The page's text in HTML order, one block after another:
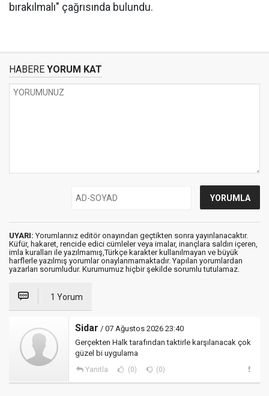
bırakılmalı" çağrısında bulundu.
HABERE YORUM KAT
UYARI: Yorumlarınız editör onayından geçtikten sonra yayınlanacaktır.
Küfür, hakaret, rencide edici cümleler veya imalar, inançlara saldırı içeren,
imla kuralları ile yazılmamış,Türkçe karakter kullanılmayan ve büyük
harflerle yazılmış yorumlar onaylanmamaktadır. Yapılan yorumlardan
yazarları sorumludur. Kurumumuz hiçbir şekilde sorumlu tutulamaz.
1 Yorum
Sidar / 07 Ağustos 2026 23:40
Gerçekten Halk tarafından taktirle karşılanacak çok
güzel bi uygulama
Yanıtla (0) (0)